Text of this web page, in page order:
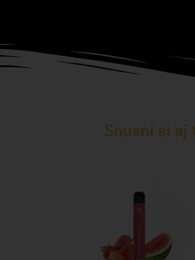
Snusni si aj